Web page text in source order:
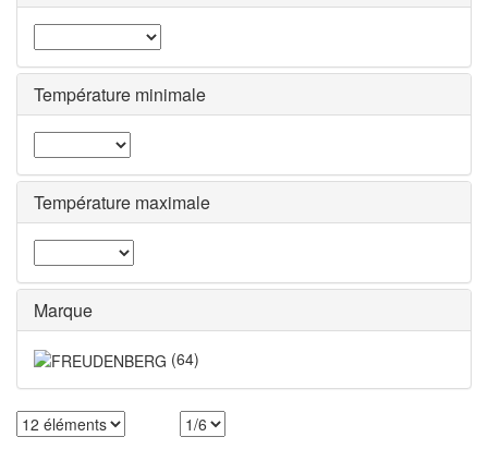
Température minimale
Température maximale
Marque
(64)